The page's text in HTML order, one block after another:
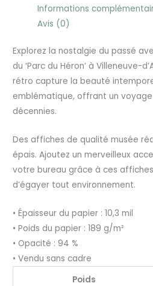
Informations
Avis (0)
Explorez la nostalgie du passé
du ‘Parc du Héron’ à Villeneuve-
rétro capture la beauté
emblématique, offrant un
décennies.
Des affiches de qualité musée
épais. Ajoutez un merveilleux
votre bureau grâce à ces
d’égayer tout environnement.
• Épaisseur du papier : 10,3 mil
• Poids du papier : 189 g/m²
• Opacité : 94 %
• Vendu sans cadre
Poids